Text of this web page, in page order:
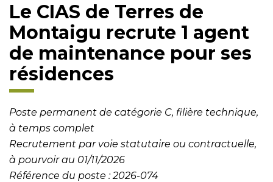
Le CIAS de Terres de
Montaigu recrute 1 agent
de maintenance pour ses
résidences
Poste permanent de catégorie C, filière technique,
à temps complet
Recrutement par voie statutaire ou contractuelle,
à pourvoir au 01/11/2026
Référence du poste : 2026-074